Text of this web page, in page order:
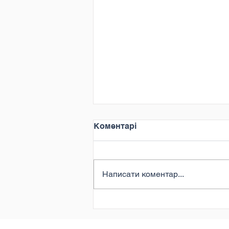
Коментарі
Написати коментар...